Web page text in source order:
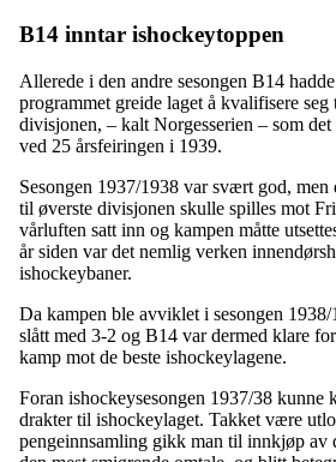
B14 inntar ishockeytoppen
Allerede i den andre sesongen B14
programmet greide laget å kvalifisere seg
divisjonen, – kalt Norgesserien – som
ved 25 årsfeiringen i 1939.
Sesongen 1937/1938 var svært god,
til øverste divisjonen skulle spilles mot
vårluften satt inn og kampen måtte
år siden var det nemlig verken
ishockeybaner.
Da kampen ble avviklet i sesongen
slått med 3-2 og B14 var dermed klare
kamp mot de beste ishockeylagene.
Foran ishockeysesongen 1937/38 kunne
drakter til ishockeylaget. Takket være
pengeinnsamling gikk man til innkjøp av